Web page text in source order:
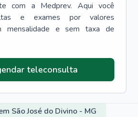
com a Medprev. Aqui você
e exames por valores
mensalidade e sem taxa de
teleconsulta
São José do Divino - MG